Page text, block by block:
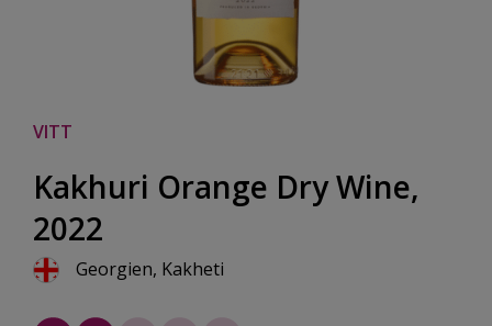
VITT
Kakhuri Orange Dry Wine,
2022
Georgien, Kakheti